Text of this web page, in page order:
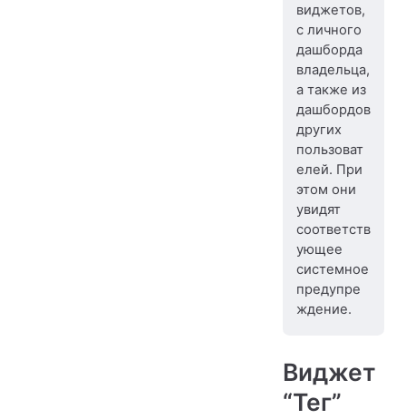
виджетов,
с личного
дашборда
владельца,
а также из
дашбордов
других
пользоват
елей. При
этом они
увидят
соответств
ующее
системное
предупре
ждение.
Виджет
“Тег”